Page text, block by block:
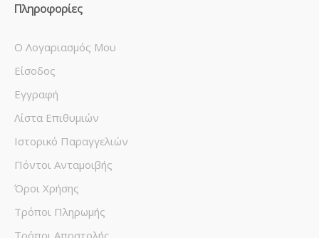
Πληροφορίες
Ο Λογαριασμός Μου
Είσοδος
Εγγραφή
Λίστα Επιθυμιών
Ιστορικό Παραγγελιών
Πόντοι Ανταμοιβής
Όροι Χρήσης
Τρόποι Πληρωμής
Τρόποι Αποστολής